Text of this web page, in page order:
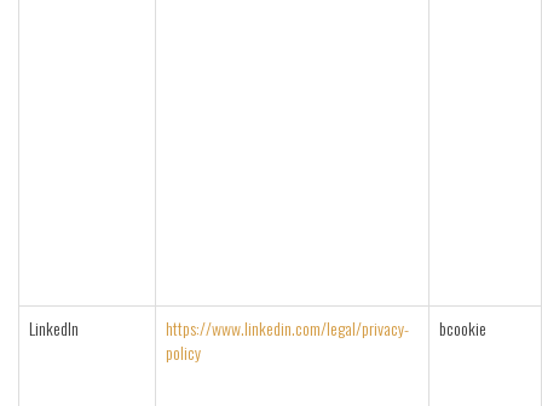
LinkedIn
https://www.linkedin.com/legal/privacy-
policy
bcookie